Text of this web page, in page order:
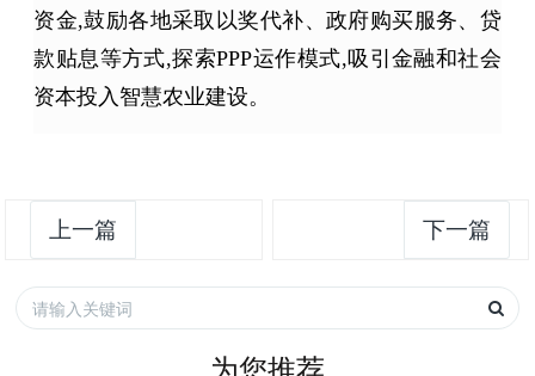
资金,鼓励各地采取以奖代补、政府购买服务、贷
款贴息等方式,探索PPP运作模式,吸引金融和社会
资本投入智慧农业建设。
上一篇 下一篇